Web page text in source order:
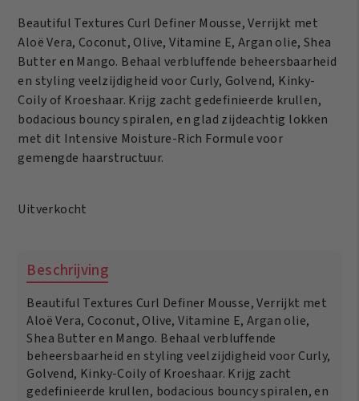
Beautiful Textures Curl Definer Mousse, Verrijkt met
Aloë Vera, Coconut, Olive, Vitamine E, Argan olie, Shea
Butter en Mango. Behaal verbluffende beheersbaarheid
en styling veelzijdigheid voor Curly, Golvend, Kinky-
Coily of Kroeshaar. Krijg zacht gedefinieerde krullen,
bodacious bouncy spiralen, en glad zijdeachtig lokken
met dit Intensive Moisture-Rich Formule voor
gemengde haarstructuur.
Uitverkocht
Beschrijving
Beautiful Textures Curl Definer Mousse, Verrijkt met
Aloë Vera, Coconut, Olive, Vitamine E, Argan olie,
Shea Butter en Mango. Behaal verbluffende
beheersbaarheid en styling veelzijdigheid voor Curly,
Golvend, Kinky-Coily of Kroeshaar. Krijg zacht
gedefinieerde krullen, bodacious bouncy spiralen, en